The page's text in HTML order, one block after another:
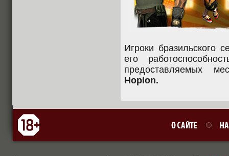
Игроки бразильского
его
предоставляемых
Hoplon.